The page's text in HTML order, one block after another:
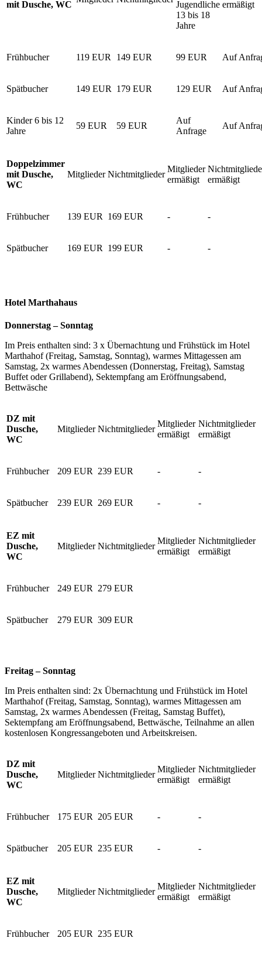
mit Dusche, WC
Jugendliche
13 bis 18
Jahre
ermäßigt
Frühbucher 119 EUR 149 EUR 99 EUR Auf
Spätbucher 149 EUR 179 EUR 129 EUR Auf
Kinder 6 bis 12
Jahre
59 EUR 59 EUR
Auf
Anfrage
Auf
Doppelzimmer
mit Dusche,
WC
Mitglieder Nichtmitglieder
Mitglieder
ermäßigt
ermäßigt
Frühbucher 139 EUR 169 EUR - -
Spätbucher 169 EUR 199 EUR - -
Hotel Marthahaus
Donnerstag – Sonntag
Im Preis enthalten sind: 3 x Übernachtung und Frühstück im Hotel
Marthahof (Freitag, Samstag, Sonntag), warmes Mittagessen am
Samstag, 2x warmes Abendessen (Donnerstag, Freitag), Samstag
Buffet oder Grillabend), Sektempfang am Eröffnungsabend,
Bettwäsche
DZ mit
Dusche,
WC
Mitglieder Nichtmitglieder
Mitglieder
ermäßigt
Nichtmitglieder
ermäßigt
Frühbucher 209 EUR 239 EUR - -
Spätbucher 239 EUR 269 EUR - -
EZ mit
Dusche,
WC
Mitglieder Nichtmitglieder
Mitglieder
ermäßigt
Nichtmitglieder
ermäßigt
Frühbucher 249 EUR 279 EUR
Spätbucher 279 EUR 309 EUR
Freitag – Sonntag
Im Preis enthalten sind: 2x Übernachtung und Frühstück im Hotel
Marthahof (Freitag, Samstag, Sonntag), warmes Mittagessen am
Samstag, 2x warmes Abendessen (Freitag, Samstag Buffet),
Sektempfang am Eröffnungsabend, Bettwäsche, Teilnahme an allen
kostenlosen Kongressangeboten und Arbeitskreisen.
DZ mit
Dusche,
WC
Mitglieder Nichtmitglieder
Mitglieder
ermäßigt
Nichtmitglieder
ermäßigt
Frühbucher 175 EUR 205 EUR - -
Spätbucher 205 EUR 235 EUR - -
EZ mit
Dusche,
WC
Mitglieder Nichtmitglieder
Mitglieder
ermäßigt
Nichtmitglieder
ermäßigt
Frühbucher 205 EUR 235 EUR